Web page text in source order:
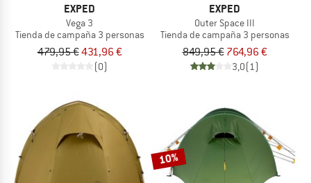
EXPED
Vega 3
Tienda de campaña 3 personas
479,95 €431,96 €
(0)
EXPED
Outer Space III
Tienda de campaña 3 personas
849,95 € 764,96 €
3,0(1)
10%